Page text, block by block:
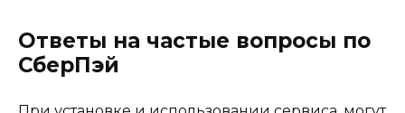
Ответы на частые вопросы по
СберПэй